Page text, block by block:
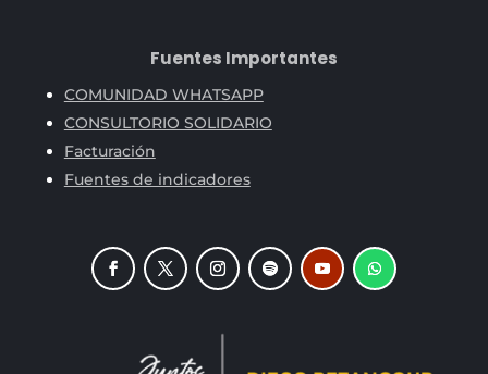
Fuentes Importantes
COMUNIDAD WHATSAPP
CONSULTORIO SOLIDARIO
Facturación
Fuentes de indicadores